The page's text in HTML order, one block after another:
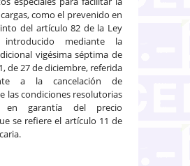
como el prevenido en
del artículo 82 de la Ley
introducido mediante la
vigésima séptima de
de 27 de diciembre, referida
a la cancelación de
las condiciones resolutorias
en garantía del precio
se refiere el artículo 11 de